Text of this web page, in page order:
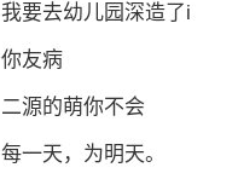
我要去幼儿园深造了i
你友病
二源的萌你不会
每一天，为明天。